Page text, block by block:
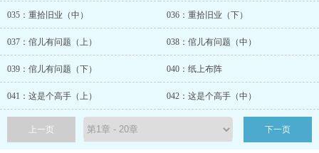
035：重拾旧业（中） 036：重拾旧业（下）
037：倌儿有问题（上） 038：倌儿有问题（中）
039：倌儿有问题（下） 040：纸上布阵
041：这是个高手（上） 042：这是个高手（中）
上一页 下一页